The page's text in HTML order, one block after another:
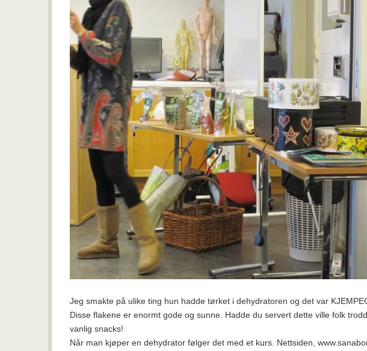
Jeg smakte på ulike ting hun hadde tørket i dehydratoren og det var
Disse flakene er enormt gode og sunne. Hadde du servert dette ville folk
vanlig snacks!
Når man kjøper en dehydrator følger det med et kurs. Nettsiden,